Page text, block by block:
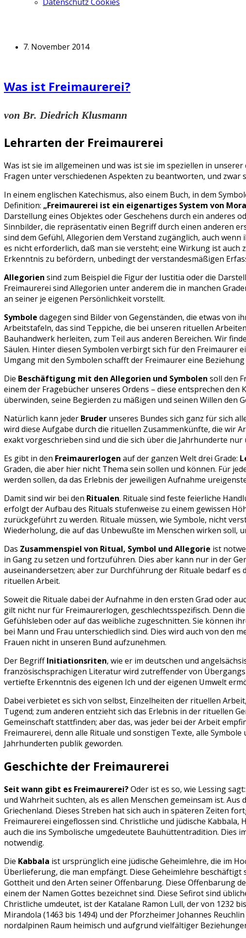
7. November 2014
Was ist Freimaurerei?
von Br. Diedrich Klusmann
Lehrarten der Freimaurerei
Was ist sie im allgemeinen und was ist sie im speziellen in
Fragen unter verschiedenen Aspekten zu beantworten, und
In einem englischen Katechismus, also einem Buch, in dem
Definition: „Freimaurerei ist ein eigenartiges System von
Darstellung eines Objektes oder Geschehens durch ein anderes
Sinnbilder, die repräsentativ einen Begriff durch einen anderen
sind dem Gefühl, Allegorien dem Verstand zugänglich, auch
es nicht erforderlich, daß man sie versteht; eine Wirkung ist
Erkenntnis zu befördern, unbedingt der verstandesmäßigen
Allegorien sind zum Beispiel die Figur der Iustitia oder die
Freimaurerei sind Allegorien unter anderem die in manchen
an seiner je eigenen Persönlichkeit vorstellt.
Symbole dagegen sind Bilder von Gegenständen, die etwas von
Arbeitstafeln, das sind Teppiche, die bei unseren rituellen
Bauhandwerk herleiten, zum Teil aus anderen Bereichen. Wir
Säulen. Hinter diesen Symbolen verbirgt sich für den
Umgang mit den Symbolen schafft der Freimaurer eine
Die Beschäftigung mit den Allegorien und Symbolen soll den
einem der Fragebücher unseres Ordens – diese entsprechen
überwinden, seine Begierden zu mäßigen und seinen Willen den
Natürlich kann jeder Bruder unseres Bundes sich ganz für sich
wird diese Aufgabe durch die rituellen Zusammenkünfte, die wir
exakt vorgeschrieben sind und die sich über die Jahrhunderte
Es gibt in den Freimaurerlogen auf der ganzen Welt drei Grade:
Graden, die aber hier nicht Thema sein sollen und können. Für
werden sollen, da das Erlebnis der jeweiligen Aufnahme
Damit sind wir bei den Ritualen. Rituale sind feste feierliche
erfolgt der Aufbau des Rituals stufenweise zu einem gewissen
zurückgeführt zu werden. Rituale müssen, wie Symbole, nicht
Wiederholung, die auf das Unbewußte im Menschen wirken soll,
Das Zusammenspiel von Ritual, Symbol und Allegorie ist
in Gang zu setzen und fortzuführen. Dies aber kann nur in der
auseinandersetzen; aber zur Durchführung der Rituale bedarf es
rituellen Arbeit.
Soweit die Rituale dabei der Aufnahme in den ersten Grad oder
gilt nicht nur für Freimaurerlogen, geschlechtsspezifisch. Denn
Gefühlsleben oder auf das weibliche zugeschnitten. Sie können
bei Mann und Frau unterschiedlich sind. Dies wird auch von den
Frauen nicht in unseren Bund aufzunehmen.
Der BegriffInitiationsriten, wie er im deutschen und
französischsprachigen Literatur wird zutreffender von
vertiefte Erkenntnis des eigenen Ich und der eigenen Umwelt
Dabei verbietet es sich von selbst, Einzelheiten der rituellen
Tugend; zum anderen entzieht sich das Erlebnis in der rituellen
Gemeinschaft stattfinden; aber das, was jeder bei der Arbeit
Freimaurerei, denn alle Rituale und sonstigen Texte, alle
Jahrhunderten publik geworden.
Geschichte der Freimaurerei
Seit wann gibt es Freimaurerei?Oder ist es so, wie Lessing
und Wahrheit suchten, als es allen Menschen gemeinsam ist.
Griechenland. Dieses Streben hat sich auch in späteren Zeiten
Freimaurerei eingeflossen sind. Christliche und jüdische
auch die ins Symbolische umgedeutete Bauhüttentradition. Dies
notwendig.
Die Kabbala ist ursprünglich eine jüdische Geheimlehre, die im
Überlieferung, die man empfängt. Diese Geheimlehre
Gottheit und den Arten seiner Offenbarung. Diese Offenbarung
einem der Namen Gottes bezeichnet sind. Diese Sefirot sind
Christliche umdeutet, ist der Katalane Ramon Lull, der von 1232
Mirandola (1463 bis 1494) und der Pforzheimer Johannes
nordalpinen Raum heimisch und aufgrund vielfältiger